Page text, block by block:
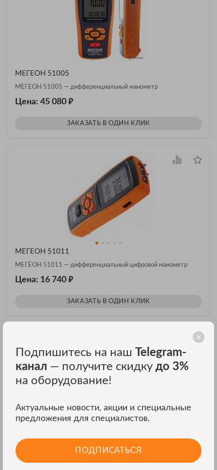
МЕГЕОН 51005
МЕГЕОН 51005 — дифференциальный манометр
Цена: 45 080 ₽
ЗАКАЗАТЬ В ОДИН КЛИК
МЕГЕОН 51011
МЕГЕОН 51011 — дифференциальный цифровой манометр
Цена: 16 740 ₽
ЗАКАЗАТЬ В ОДИН КЛИК
МЕГЕОН 80095 — нутромер рычажный индикаторный
Цена: 12 970
Подпишитесь на наш Telegram-
канал — получите скидку до 3%
на оборудование!
Актуальные новости, акции и специальные
предложения для специалистов.
ПОДПИСАТЬСЯ